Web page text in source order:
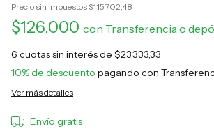
Precio sin impuestos$115.702,48
$126.000 con Transferencia o
6 cuotas sin interés de $23.333,33
10% de descuento pagando con
Ver más detalles
Envío gratis